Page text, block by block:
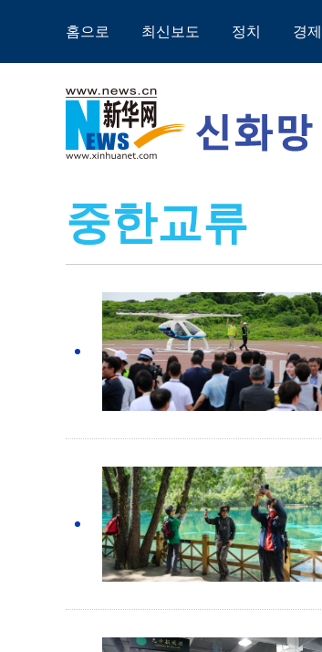
홈으로 최신보도 정치 경제
중한교류